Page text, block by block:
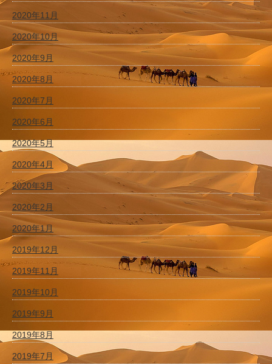
2020年11月
2020年10月
2020年9月
2020年8月
2020年7月
2020年6月
2020年5月
2020年4月
2020年3月
2020年2月
2020年1月
2019年12月
2019年11月
2019年10月
2019年9月
2019年8月
2019年7月